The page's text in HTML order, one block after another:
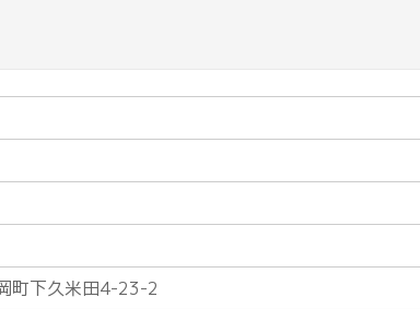
町下久米田4-23-2